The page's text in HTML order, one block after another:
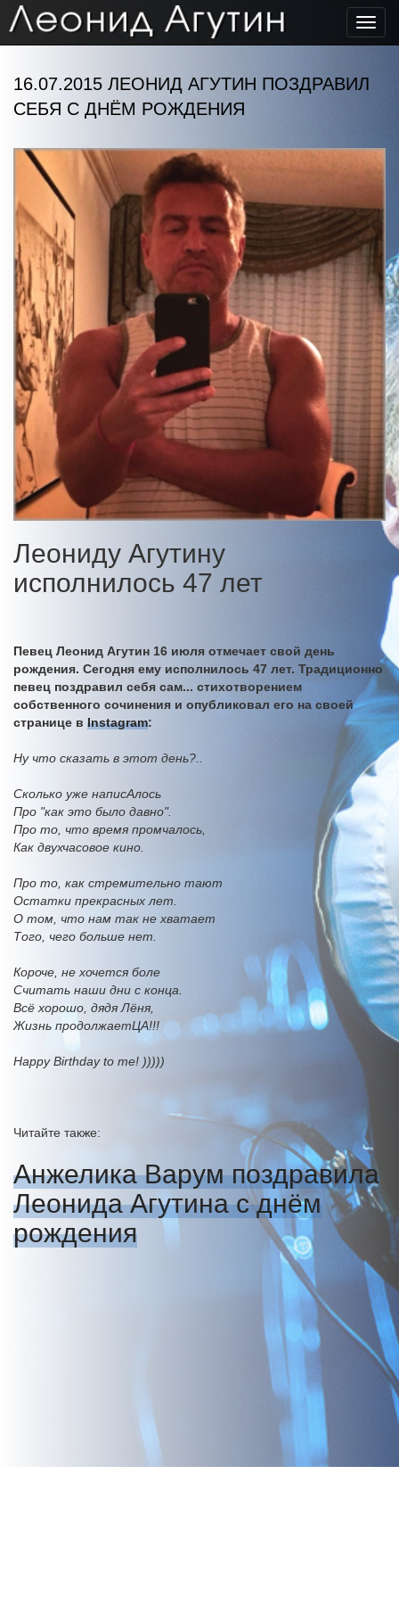
16.07.2015 ЛЕОНИД АГУТИН ПОЗДРАВИЛ
СЕБЯ С ДНЁМ РОЖДЕНИЯ
Леониду Агутину
исполнилось 47 лет
Певец Леонид Агутин 16 июля отмечает свой день
рождения. Сегодня ему исполнилось 47 лет. Традиционно
певец поздравил себя сам... стихотворением
собственного сочинения и опубликовал его на своей
странице в Instagram:
Ну что сказать в этот день?..
Сколько уже написАлось
Про "как это было давно".
Про то, что время промчалось,
Как двухчасовое кино.
Про то, как стремительно тают
Остатки прекрасных лет.
О том, что нам так не хватает
Того, чего больше нет.
Короче, не хочется боле
Считать наши дни с конца.
Всё хорошо, дядя Лёня,
Жизнь продолжаетЦА!!!
Happy Birthday to me! )))))
Читайте также:
Анжелика Варум поздравила
Леонида Агутина с днём
рождения